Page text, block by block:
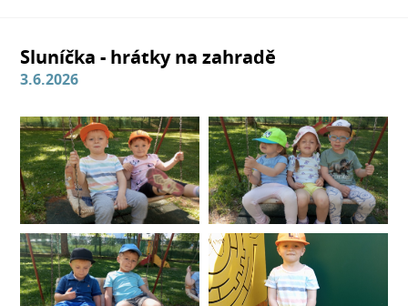
Sluníčka - hrátky na zahradě
3.6.2026